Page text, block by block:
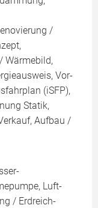
/
Wärmebild,
Vor-
(iSFP),
Statik,
Aufbau /
Luft-
/ Erdreich-